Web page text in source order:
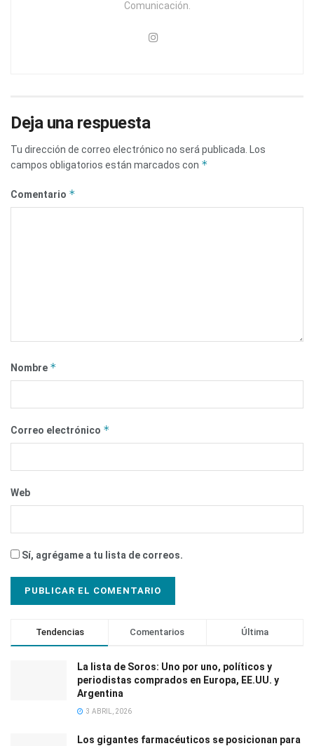
Comunicación.
Deja una respuesta
Tu dirección de correo electrónico no será publicada.
Los
campos obligatorios están marcados con *
Comentario *
Nombre *
Correo electrónico *
Web
Sí, agrégame a tu lista de correos.
Tendencias Comentarios Última
La lista de Soros: Uno por uno, políticos y
periodistas comprados en Europa, EE.UU. y
Argentina
3 ABRIL, 2026
Los gigantes farmacéuticos se posicionan para